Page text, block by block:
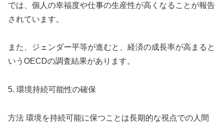
では、個人の幸福度や仕事の生産性が高くなることが報告
されています。
また、ジェンダー平等が進むと、経済の成長率が高まると
いうOECDの調査結果があります。
5. 環境持続可能性の確保
方法 環境を持続可能に保つことは長期的な視点での人間